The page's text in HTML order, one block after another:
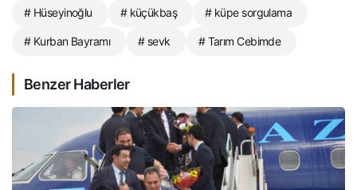
# Hüseyinoğlu # küçükbaş # küpe sorgulama
# Kurban Bayramı # sevk # Tarım Cebimde
Benzer Haberler